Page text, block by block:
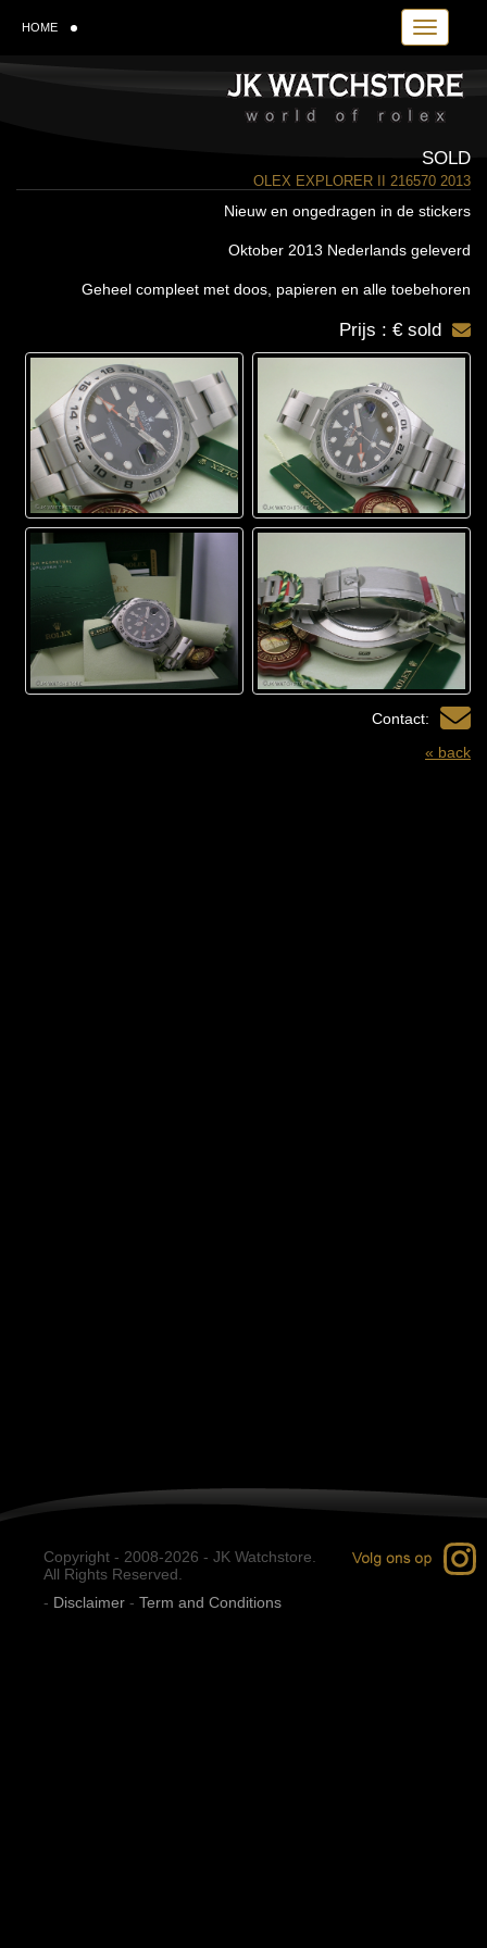
Toggle
HOME
SOLD
OLEX EXPLORER II 216570 2013
Nieuw en ongedragen in de stickers
Oktober 2013 Nederlands geleverd
Geheel compleet met doos, papieren en alle toebehoren
Prijs : € sold
Contact:
« back
Copyright - 2008-2026 - JK Watchstore.
All Rights Reserved.
- Disclaimer - Term and Conditions